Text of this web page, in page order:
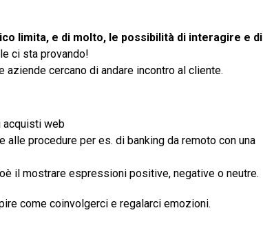
limita, e di molto, le possibilità di interagire e di
ci sta provando!
cercano di andare incontro al cliente.
acquisti web
procedure per es. di banking da remoto con una
il mostrare espressioni positive, negative o neutre.
come coinvolgerci e regalarci emozioni.